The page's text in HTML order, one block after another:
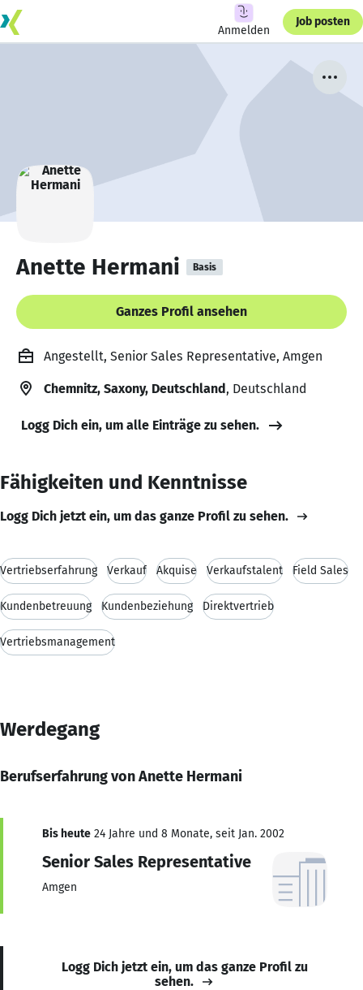
Anmelden
Job posten
Anette Hermani Basis
Ganzes Profil ansehen
Angestellt, Senior Sales Representative, Amgen
Chemnitz, Saxony, Deutschland, Deutschland
Logg Dich ein, um alle Einträge zu sehen.
Fähigkeiten und Kenntnisse
Logg Dich jetzt ein, um das ganze Profil zu sehen.
Vertriebserfahrung Verkauf Akquise Verkaufstalent Field Sales
Kundenbetreuung Kundenbeziehung Direktvertrieb
Vertriebsmanagement
Werdegang
Berufserfahrung von Anette Hermani
Bis heute 24 Jahre und 8 Monate, seit Jan. 2002
Senior Sales Representative
Amgen
Logg Dich jetzt ein, um das ganze Profil zu
sehen.